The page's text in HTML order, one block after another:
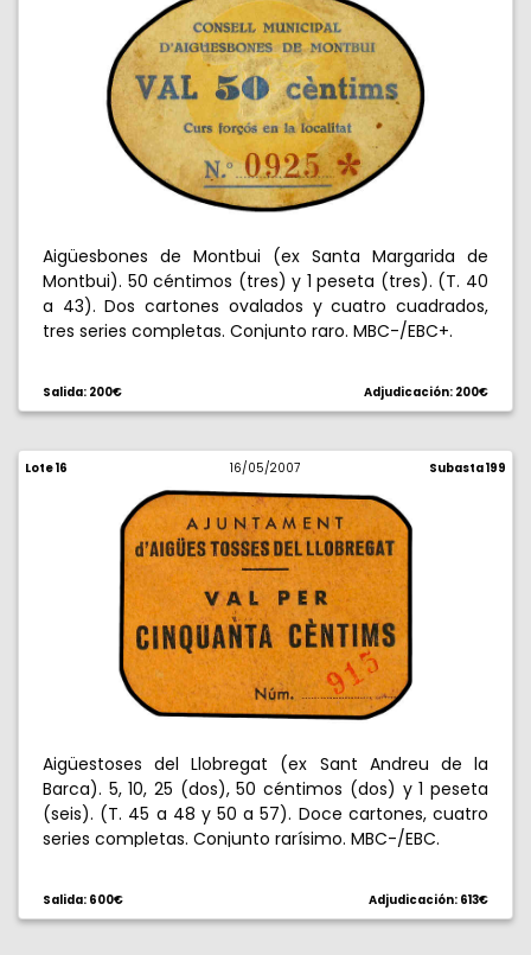
Aigüesbones de Montbui (ex Santa Margarida de
Montbui). 50 céntimos (tres) y 1 peseta (tres). (T. 40
a 43). Dos cartones ovalados y cuatro cuadrados,
tres series completas. Conjunto raro. MBC-/EBC+.
Salida: 200€ Adjudicación: 200€
Lote 16 16/05/2007 Subasta 199
Aigüestoses del Llobregat (ex Sant Andreu de la
Barca). 5, 10, 25 (dos), 50 céntimos (dos) y 1 peseta
(seis). (T. 45 a 48 y 50 a 57). Doce cartones, cuatro
series completas. Conjunto rarísimo. MBC-/EBC.
Salida: 600€ Adjudicación: 613€